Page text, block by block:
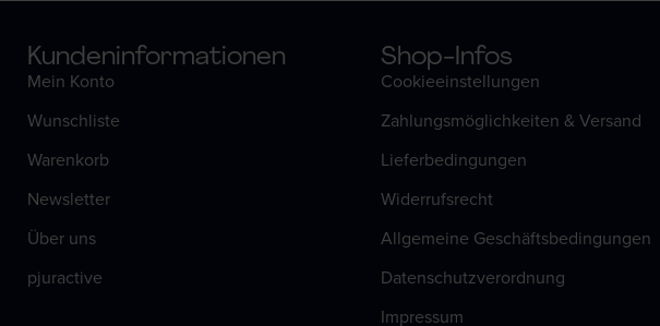
Kunden­informationen
Mein Konto
Wunschliste
Warenkorb
Newsletter
Über uns
pjuractive
Shop-Infos
Cookieeinstellungen
Zahlungsmöglichkeiten & Versand
Lieferbedingungen
Widerrufsrecht
Allgemeine Geschäftsbedingungen
Datenschutzverordnung
Impressum